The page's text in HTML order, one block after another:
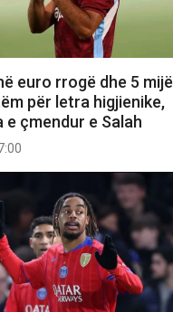
euro rrogë dhe 5 mijë
për letra higjienike,
e çmendur e Salah